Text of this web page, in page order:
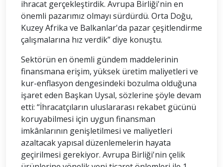
ihracat gerçekleştirdik. Avrupa Birliği'nin en
önemli pazarımız olmayı sürdürdü. Orta Doğu,
Kuzey Afrika ve Balkanlar'da pazar çeşitlendirme
çalışmalarına hız verdik” diye konuştu.
Sektörün en önemli gündem maddelerinin
finansmana erişim, yüksek üretim maliyetleri ve
kur-enflasyon dengesindeki bozulma olduğuna
işaret eden Başkan Uysal, sözlerine şöyle devam
etti: “İhracatçıların uluslararası rekabet gücünü
koruyabilmesi için uygun finansman
imkânlarının genişletilmesi ve maliyetleri
azaltacak yapısal düzenlemelerin hayata
geçirilmesi gerekiyor. Avrupa Birliği'nin çelik